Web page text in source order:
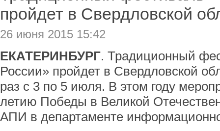
пройдет в Свердловской
26 июня 2015 15:42
ЕКАТЕРИНБУРГ. Традиционный
России» пройдет в Свердловской
раз с 3 по 5 июля. В этом году
летию Победы в Великой
АПИ в департаменте